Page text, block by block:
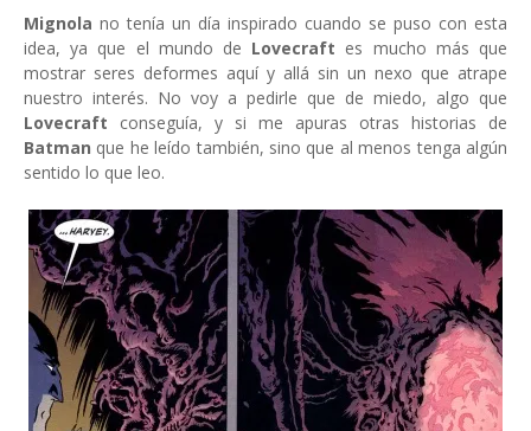
Mignola no tenía un día inspirado cuando se puso con esta
idea, ya que el mundo de Lovecraft es mucho más que
mostrar seres deformes aquí y allá sin un nexo que atrape
nuestro interés. No voy a pedirle que de miedo, algo que
Lovecraft conseguía, y si me apuras otras historias de
Batman que he leído también, sino que al menos tenga algún
sentido lo que leo.